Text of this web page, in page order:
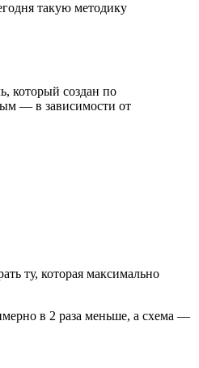
такую методику
который создан по
— в зависимости от
ту, которая максимально
в 2 раза меньше, а схема —